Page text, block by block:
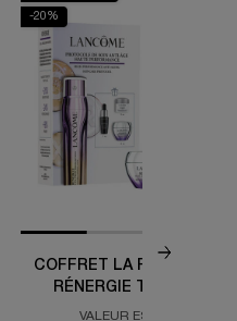
-20%
COFFRET LA ROUTINE DE
RÉNERGIE TRIPLE
RETINOL
VALEUR ESTIMÉE : 292$